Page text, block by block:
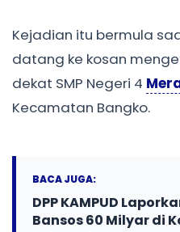
Kejadian itu bermula
datang ke kosan
dekat SMP Negeri 4
Kecamatan Bangko.
BACA JUGA:
DPP KAMPUD
Bansos 60 Milyar di